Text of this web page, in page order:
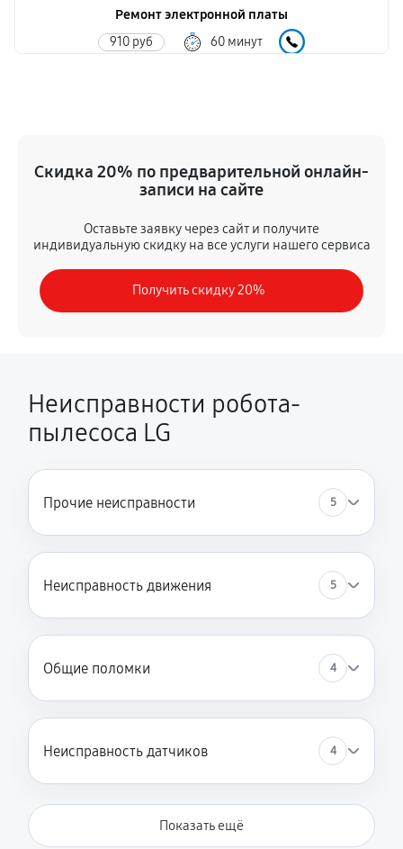
Ремонт электронной платы
910 руб 60 минут
1300 руб 60 минут
Замена дисплея
1300 руб 60 минут
Замена фильтра
Замена электронного модуля
Чистка/восстановление контактов
230 руб
Чистка электрической части
390 руб
1170 руб 60 минут
Скидка 20% по предварительной онлайн-
записи на сайте
Оставьте заявку через сайт и получите
индивидуальную скидку на все услуги нашего сервиса
Получить скидку 20%
Неисправности робота-
пылесоса LG
Прочие неисправности 5
Неисправность движения 5
Общие поломки 4
Неисправность датчиков 4
Показать ещё